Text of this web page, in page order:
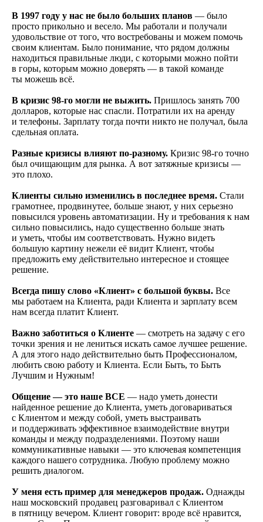
В 1997 году у нас не было больших планов — было
просто прикольно и весело. Мы работали и получали
удовольствие от того, что востребованы и можем помочь
своим клиентам. Было понимание, что рядом должны
находиться правильные люди, с которыми можно пойти
в горы, которым можно доверять — в такой команде
ты можешь всё.
В кризис 98-го могли не выжить. Пришлось занять 700
долларов, которые нас спасли. Потратили их на аренду
и телефоны. Зарплату тогда почти никто не получал, была
сдельная оплата.
Разные кризисы влияют по-разному. Кризис 98-го точно
был очищающим для рынка. А вот затяжные кризисы —
это плохо.
Клиенты сильно изменились в последнее время. Стали
грамотнее, продвинутее, больше знают, у них серьезно
повысился уровень автоматизации. Ну и требования к нам
сильно повысились, надо существенно больше знать
и уметь, чтобы им соответствовать. Нужно видеть
большую картину нежели её видит Клиент, чтобы
предложить ему действительно интересное и стоящее
решение.
Всегда пишу слово «Клиент» с большой буквы. Все
мы работаем на Клиента, ради Клиента и зарплату всем
нам всегда платит Клиент.
Важно заботиться о Клиенте — смотреть на задачу с его
точки зрения и не лениться искать самое лучшее решение.
А для этого надо действительно быть Профессионалом,
любить свою работу и Клиента. Если Быть, то Быть
Лучшим и Нужным!
Общение — это наше ВСЕ — надо уметь донести
найденное решение до Клиента, уметь договариваться
с Клиентом и между собой, уметь выстраивать
и поддерживать эффективное взаимодействие внутри
команды и между подразделениями. Поэтому наши
коммуникативные навыки — это ключевая компетенция
каждого нашего сотрудника. Любую проблему можно
решить диалогом.
У меня есть пример для менеджеров продаж. Однажды
наш московский продавец разговаривал с Клиентом
в пятницу вечером. Клиент говорит: вроде всё нравится,